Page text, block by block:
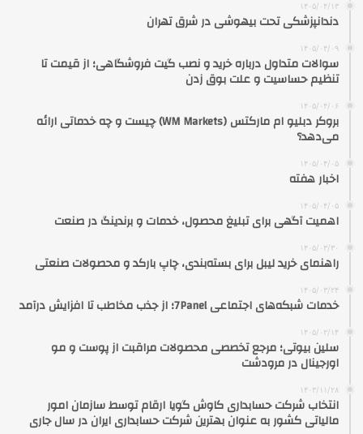
۱۴۰۵/۰۴/۱۳
دندانپزشکی تحت بیهوشی در شرق تهران
۱۴۰۵/۰۴/۰۹
سوالات متداول درباره خرید و نصب گیت فروشگاهی؛ از قیمت تا
تنظیم حساسیت و علت بوق زدن
۱۴۰۵/۰۴/۰۶
بروکر دبلیو ام مارکتس (WM Markets) چیست و چه خدماتی ارائه
می‌دهد؟
۱۴۰۵/۰۴/۰۵
اخبار هفته
۱۴۰۵/۰۴/۰۵
اهمیت آگهی برای تبلیغ محصول، خدمات و برندینگ در صنعت
۱۴۰۵/۰۳/۳۰
راهنمای خرید لیبل برای بسته‌بندی، چاپ بارکد و محصولات صنعتی
۱۴۰۵/۰۳/۲۴
خدمات شبکه‌های اجتماعی 7Panel؛ از جذب مخاطب تا افزایش درآمد
۱۴۰۵/۰۲/۱۴
سلین بیوتی؛ مرجع تخصصی محصولات مراقبت از پوست و مو
اورجینال در مرودشت
۱۴۰۳/۱۱/۲۸
انتخاب شرکت حسابداری کاوش گویا ارقام توسط سازمان امور
مالیاتی کشور به عنوان بهترین شرکت حسابداری ایران در سال جاری